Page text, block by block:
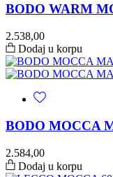
BODO WARM
2.538,00
Dodaj u korpu
BODO MOCCA
2.584,00
Dodaj u korpu